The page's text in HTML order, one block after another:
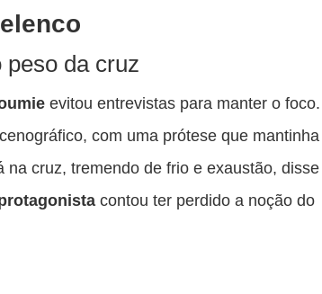
peso da cruz
evitou entrevistas para manter o foco.
com uma prótese que mantinha
na cruz, tremendo de frio e exaustão, disse
contou ter perdido a noção do